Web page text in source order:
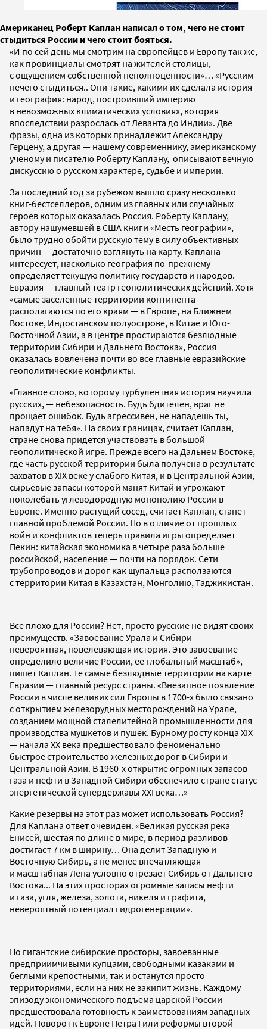
Американец Роберт Каплан написал о том, чего не стоит
стыдиться России и чего стоит бояться.
«И по сей день мы смотрим на европейцев и Европу так же,
как провинциалы смотрят на жителей столицы,
с ощущением собственной неполноценности»… «Русским
нечего стыдиться.. Они такие, какими их сделала история
и география: народ, построивший империю
в невозможных климатических условиях, которая
впоследствии разрослась от Леванта до Индии». Две
фразы, одна из которых принадлежит Александру
Герцену, а другая — нашему современнику, американскому
ученому и писателю Роберту Каплану, описывают вечную
дискуссию о русском характере, судьбе и империи.
За последний год за рубежом вышло сразу несколько
книг-бестселлеров, одним из главных или случайных
героев которых оказалась Россия. Роберту Каплану,
автору нашумевшей в США книги «Месть географии»,
было трудно обойти русскую тему в силу объективных
причин — достаточно взглянуть на карту. Каплана
интересует, насколько география по-прежнему
определяет текущую политику государств и народов.
Евразия — главный театр геополитических действий. Хотя
«самые заселенные территории континента
располагаются по его краям — в Европе, на Ближнем
Востоке, Индостанском полуострове, в Китае и Юго-
Восточной Азии, а в центре простираются безлюдные
территории Сибири и Дальнего Востока», Россия
оказалась вовлечена почти во все главные евразийские
геополитические конфликты.
«Главное слово, которому турбулентная история научила
русских, — небезопасность. Будь бдителен, враг не
прощает ошибок. Будь агрессивен, не нападешь ты,
нападут на тебя». На своих границах, считает Каплан,
стране снова придется участвовать в большой
геополитической игре. Прежде всего на Дальнем Востоке,
где часть русской территории была получена в результате
захватов в XIX веке у слабого Китая, и в Центральной Азии,
сырьевые запасы которой манят Китай и угрожают
поколебать углеводородную монополию России в
Европе. Именно растущий сосед, считает Каплан, станет
главной проблемой России. Но в отличие от прошлых
войн и конфликтов теперь правила игры определяет
Пекин: китайская экономика в четыре раза больше
российской, население — почти на порядок. Сети
трубопроводов и дорог как щупальца расползаются
с территории Китая в Казахстан, Монголию, Таджикистан.
Все плохо для России? Нет, просто русские не видят своих
преимуществ. «Завоевание Урала и Сибири —
невероятная, повелевающая история. Это завоевание
определило величие России, ее глобальный масштаб», —
пишет Каплан. Те самые безлюдные территории на карте
Евразии — главный ресурс страны. «Внезапное появление
России в числе великих сил Европы в 1700-х было связано
с открытием железорудных месторождений на Урале,
созданием мощной сталелитейной промышленности для
производства мушкетов и пушек. Бурному росту конца XIX
— начала XX века предшествовало феноменально
быстрое строительство железных дорог в Сибири и
Центральной Азии. В 1960-х открытие огромных запасов
газа и нефти в Западной Сибири обеспечило стране статус
энергетической супердержавы XXI века…»
Какие резервы на этот раз может использовать Россия?
Для Каплана ответ очевиден. «Великая русская река
Енисей, шестая по длине в мире, в период разливов
достигает 7 км в ширину… Она делит Западную и
Восточную Сибирь, а не менее впечатляющая
и масштабная Лена условно отрезает Сибирь от Дальнего
Востока... На этих просторах огромные запасы нефти
и газа, угля, железа, золота, никеля и графита,
невероятный потенциал гидрогенерации».
Но гигантские сибирские просторы, завоеванные
предприимчивыми купцами, свободными казаками и
беглыми крепостными, так и останутся просто
территориями, если на них не закипит жизнь. Каждому
эпизоду экономического подъема царской России
предшествовала готовность к заимствованиям западных
идей. Поворот к Европе Петра I или реформы второй